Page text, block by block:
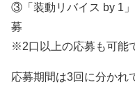
③「装動リバイス by 1
募
※2口以上の応募も可能
応募期間は3回に分かれ